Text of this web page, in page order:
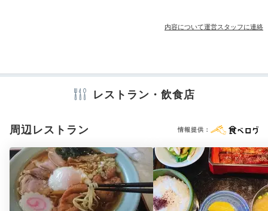
庭園
華麗なる一族さんの投稿
夜
散策後は庭園ビューの足湯で疲れを癒しましょ。敷地内
の「翠天天上の庭」は京都の庭師が手がけたもので、滝
冷蔵庫 洗浄機付トイレ 浴衣 歯ブラシ
ドライヤー
お茶セット
※設備・アメニティは、確認が取れている情報を表示しています。
内容について運営スタッフに連絡
レストラン・飲食店
周辺レストラン 情報提供：